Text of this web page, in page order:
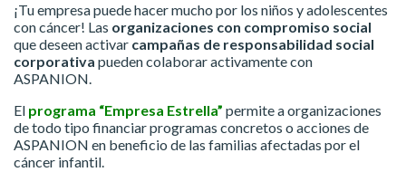
¡Tu empresa puede hacer mucho por los niños y adolescentes
con cáncer! Las organizaciones con compromiso social
que deseen activar campañas de responsabilidad social
corporativa pueden colaborar activamente con
ASPANION.
El programa “Empresa Estrella” permite a organizaciones
de todo tipo financiar programas concretos o acciones de
ASPANION en beneficio de las familias afectadas por el
cáncer infantil.